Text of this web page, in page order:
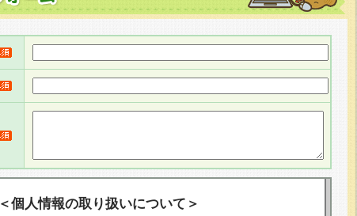
＜個人情報の取り扱いについて＞